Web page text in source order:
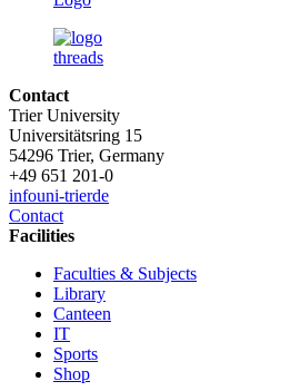
Contact
Trier University
Universitätsring 15
54296 Trier, Germany
+49 651 201-0
infouni-trierde
Contact
Facilities
Faculties & Subjects
Library
Canteen
IT
Sports
Shop